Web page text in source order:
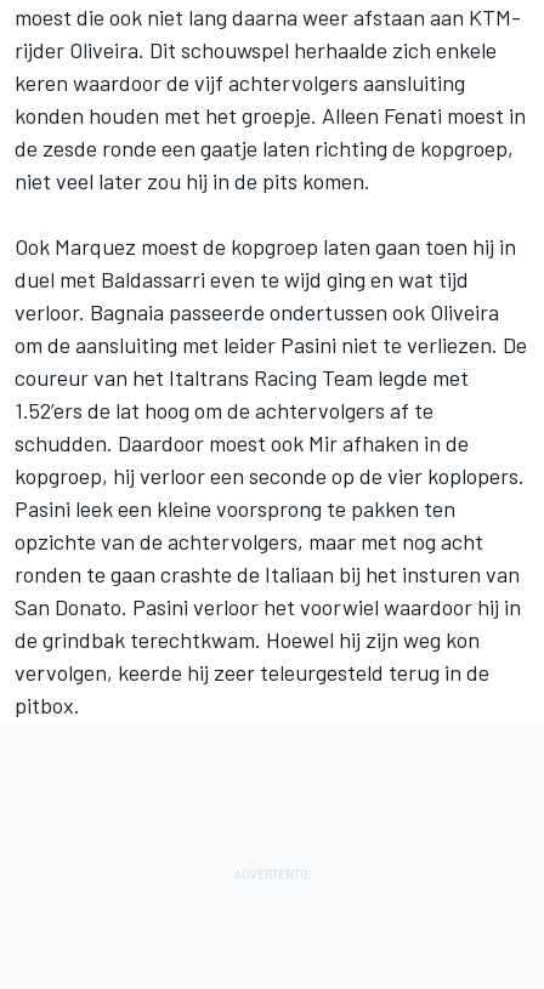
moest die ook niet lang daarna weer afstaan aan KTM-
rijder Oliveira. Dit schouwspel herhaalde zich enkele
keren waardoor de vijf achtervolgers aansluiting
konden houden met het groepje. Alleen Fenati moest in
de zesde ronde een gaatje laten richting de kopgroep,
niet veel later zou hij in de pits komen.
Ook Marquez moest de kopgroep laten gaan toen hij in
duel met Baldassarri even te wijd ging en wat tijd
verloor. Bagnaia passeerde ondertussen ook Oliveira
om de aansluiting met leider Pasini niet te verliezen. De
coureur van het Italtrans Racing Team legde met
1.52’ers de lat hoog om de achtervolgers af te
schudden. Daardoor moest ook Mir afhaken in de
kopgroep, hij verloor een seconde op de vier koplopers.
Pasini leek een kleine voorsprong te pakken ten
opzichte van de achtervolgers, maar met nog acht
ronden te gaan crashte de Italiaan bij het insturen van
San Donato. Pasini verloor het voorwiel waardoor hij in
de grindbak terechtkwam. Hoewel hij zijn weg kon
vervolgen, keerde hij zeer teleurgesteld terug in de
pitbox.